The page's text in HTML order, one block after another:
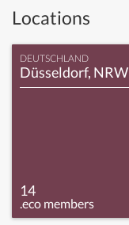
Locations
DEUTSCHLAND
Düsseldorf, NRW
14
.eco members